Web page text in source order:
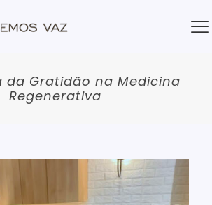
da Gratidão na Medicina
Regenerativa